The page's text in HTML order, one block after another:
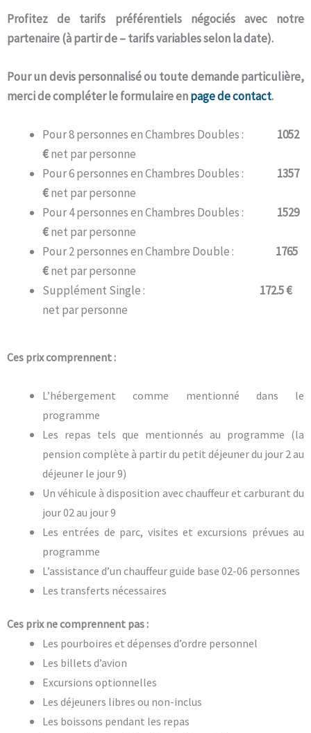
Profitez de tarifs préférentiels négociés avec notre
partenaire (à partir de – tarifs variables selon la date).
Pour un devis personnalisé ou toute demande particulière,
merci de compléter le formulaire enpage de contact.
Pour 8 personnes en Chambres Doubles : 1052
€net par personne
Pour 6 personnes en Chambres Doubles : 1357
€net par personne
Pour 4 personnes en Chambres Doubles : 1529
€net par personne
Pour 2 personnes en Chambre Double : 1765
€net par personne
Supplément Single : 172.5 €
net par personne
Ces prix comprennent :
L’hébergement comme mentionné dans le
programme
Les repas tels que mentionnés au programme (la
pension complète à partir du petit déjeuner du jour 2 au
déjeuner le jour 9)
Un véhicule à disposition avec chauffeur et carburant du
jour 02 au jour 9
Les entrées de parc, visites et excursions prévues au
programme
L’assistance d’un chauffeur guide base 02-06 personnes
Les transferts nécessaires
Ces prix ne comprennent pas :
Les pourboires et dépenses d’ordre personnel
Les billets d’avion
Excursions optionnelles
Les déjeuners libres ou non-inclus
Les boissons pendant les repas